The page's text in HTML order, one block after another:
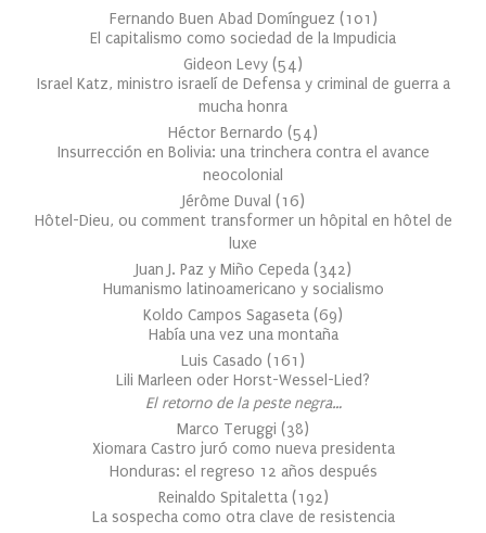
Fernando Buen Abad Domínguez (101 )
El capitalismo como sociedad de la Impudicia
Gideon Levy (54)
Israel Katz, ministro israelí de Defensa y criminal de guerra a
mucha honra
Héctor Bernardo (54)
Insurrección en Bolivia: una trinchera contra el avance
neocolonial
Jérôme Duval (16)
Hôtel-Dieu, ou comment transformer un hôpital en hôtel de
luxe
Juan J. Paz y Miño Cepeda (342)
Humanismo latinoamericano y socialismo
Koldo Campos Sagaseta (69)
Había una vez una montaña
Luis Casado (161 )
Lili Marleen oder Horst-Wessel-Lied?
El retorno de la peste negra…
Marco Teruggi (38)
Xiomara Castro juró como nueva presidenta
Honduras: el regreso 12 años después
Reinaldo Spitaletta (192)
La sospecha como otra clave de resistencia